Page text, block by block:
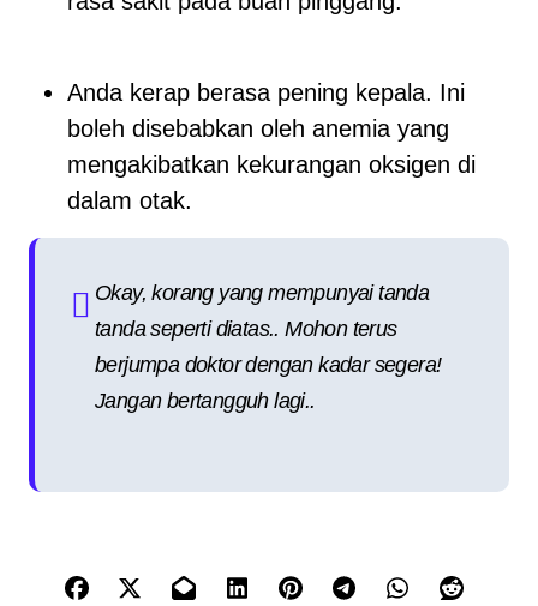
Anda kerap berasa pening kepala. Ini
boleh disebabkan oleh anemia yang
mengakibatkan kekurangan oksigen di
dalam otak.
Okay, korang yang mempunyai tanda
tanda seperti diatas.. Mohon terus
berjumpa doktor dengan kadar segera!
Jangan bertangguh lagi..